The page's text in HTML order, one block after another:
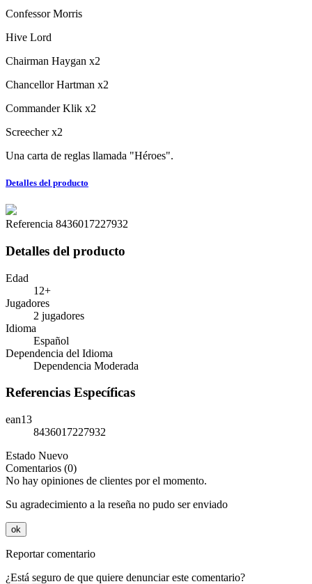
Confessor Morris
Hive Lord
Chairman Haygan x2
Chancellor Hartman x2
Commander Klik x2
Screecher x2
Una carta de reglas llamada "Héroes".
Detalles del producto
Referencia 8436017227932
Detalles del producto
Edad
12+
Jugadores
2 jugadores
Idioma
Español
Dependencia del Idioma
Dependencia Moderada
Referencias Específicas
ean13
8436017227932
Estado Nuevo
Comentarios (0)
No hay opiniones de clientes por el momento.
Su agradecimiento a la reseña no pudo ser enviado
ok
Reportar comentario
¿Está seguro de que quiere denunciar este comentario?